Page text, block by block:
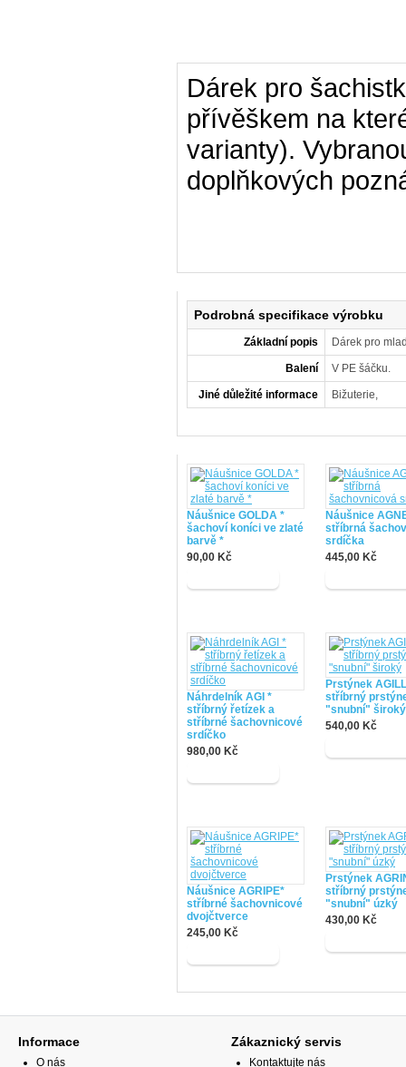
Dárek pro
přívěškem na
varianty).
doplňkových
Podrobná specifikace výrobku
Základní popis Dárek pro
Balení V PE šáčku.
Jiné důležité informace Bižuterie,
Náušnice GOLDA *
šachoví koníci ve zlaté
barvě *
90,00 Kč
Náušnice
stříbrná
srdíčka
445,00 Kč
Náhrdelník AGI *
stříbrný řetízek a
stříbrné šachovnicové
srdíčko
980,00 Kč
Prstýnek
stříbrný
"snubní" široký
540,00 Kč
Náušnice AGRIPE*
stříbrné šachovnicové
dvojčtverce
245,00 Kč
Prstýnek
stříbrný
"snubní" úzký
430,00 Kč
Informace
O nás
Zákaznický servis
Kontaktujte nás